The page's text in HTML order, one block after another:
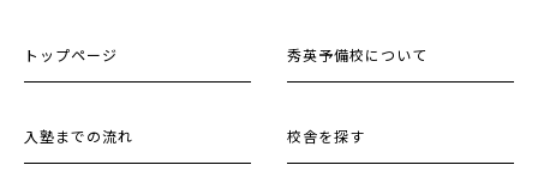
トップページ 秀英予備校について
入塾までの流れ 校舎を探す